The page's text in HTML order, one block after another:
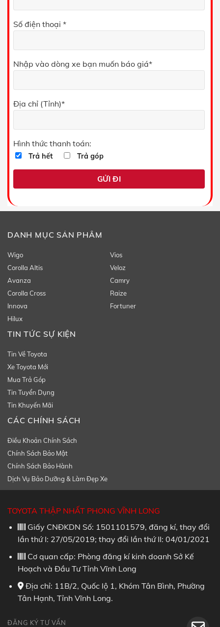
Số điện thoại *
Nhập vào dòng xe bạn muốn báo giá*
Địa chỉ (Tỉnh)*
Hình thức thanh toán:
Trả hết Trả góp
DANH MỤC SẢN PHẨM
Wigo
Vios
Corolla Altis
Veloz
Avanza
Camry
Corolla Cross
Raize
Innova
Fortuner
Hilux
TIN TỨC SỰ KIỆN
Tin Về Toyota
Xe Toyota Mới
Mua Trả Góp
Tin Tuyển Dụng
Tin Khuyến Mãi
CÁC CHÍNH SÁCH
Điều Khoản Chính Sách
Chính Sách Bảo Mật
Chính Sách Bảo Hành
Dịch Vụ Bảo Dưỡng & Làm Đẹp Xe
TOYOTA THẬP NHẤT PHONG VĨNH LONG
Giấy CNĐKDN Số: 1501101579, đăng kí, thay đổi
lần thứ I: 27/05/2019; thay đổi lần thứ II: 04/01/2021
Cơ quan cấp: Phòng đăng kí kinh doanh Sở Kế
Hoạch và Đầu Tư Tỉnh Vĩnh Long
Địa chỉ: 11B/2, Quốc lộ 1, Khóm Tân Bình, Phường
Tân Hạnh, Tỉnh Vĩnh Long.
ĐĂNG KÝ TƯ VẤN